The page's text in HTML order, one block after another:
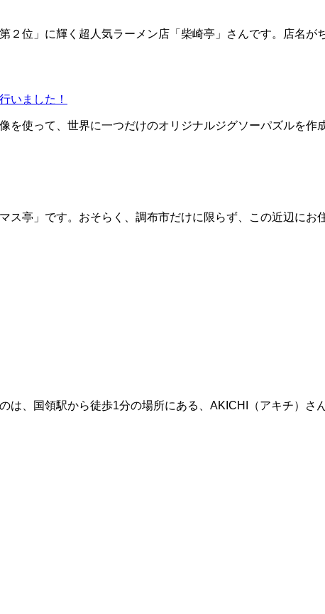
位」に輝く超人気ラーメン店「柴崎亭」さんです。店名が
いました！
を使って、世界に一つだけのオリジナルジグソーパズルを
ス亭」です。おそらく、調布市だけに限らず、この近辺に
は、国領駅から徒歩1分の場所にある、AKICHI（アキチ）さ